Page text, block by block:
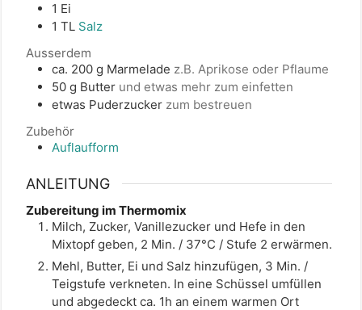
1 Ei
1 TL Salz
Ausserdem
ca. 200 g Marmelade z.B. Aprikose oder Pflaume
50 g Butter und etwas mehr zum einfetten
etwas Puderzucker zum bestreuen
Zubehör
Auflaufform
ANLEITUNG
Zubereitung im Thermomix
Milch, Zucker, Vanillezucker und Hefe in den
Mixtopf geben, 2 Min. / 37°C / Stufe 2 erwärmen.
Mehl, Butter, Ei und Salz hinzufügen, 3 Min. /
Teigstufe verkneten. In eine Schüssel umfüllen
und abgedeckt ca. 1h an einem warmen Ort